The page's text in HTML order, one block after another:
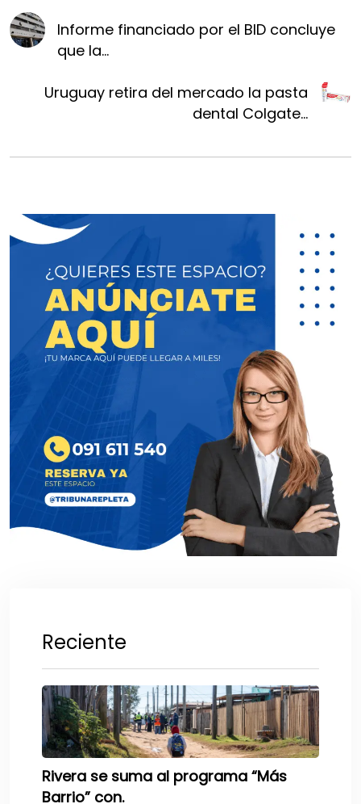
Informe financiado por el BID concluye
que la...
Uruguay retira del mercado la pasta
dental Colgate...
Reciente
Rivera se suma al programa “Más
Barrio” con.